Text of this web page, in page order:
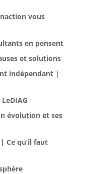
vous
en pensent
et solutions
indépendant |
évolution et ses
Ce qu’il faut